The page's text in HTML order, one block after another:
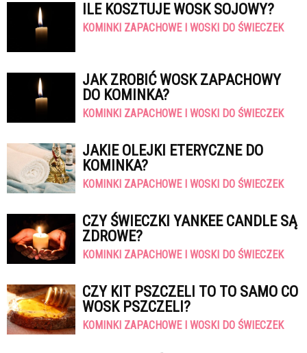
ILE KOSZTUJE WOSK SOJOWY?
KOMINKI ZAPACHOWE I WOSKI DO ŚWIECZEK
JAK ZROBIĆ WOSK ZAPACHOWY
DO KOMINKA?
KOMINKI ZAPACHOWE I WOSKI DO ŚWIECZEK
JAKIE OLEJKI ETERYCZNE DO
KOMINKA?
KOMINKI ZAPACHOWE I WOSKI DO ŚWIECZEK
CZY ŚWIECZKI YANKEE CANDLE SĄ
ZDROWE?
KOMINKI ZAPACHOWE I WOSKI DO ŚWIECZEK
CZY KIT PSZCZELI TO TO SAMO CO
WOSK PSZCZELI?
KOMINKI ZAPACHOWE I WOSKI DO ŚWIECZEK